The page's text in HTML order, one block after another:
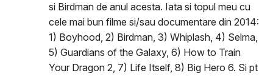
si Birdman de anul acesta. Iata si topul meu cu
cele mai bun filme si/sau documentare din 2014:
1) Boyhood, 2) Birdman, 3) Whiplash, 4) Selma,
5) Guardians of the Galaxy, 6) How to Train
Your Dragon 2, 7) Life Itself, 8) Big Hero 6. Si pt